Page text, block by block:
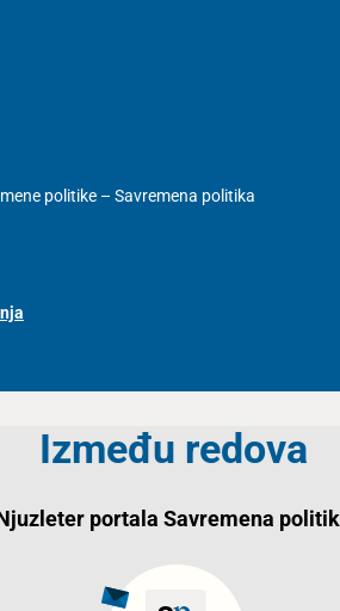
politike – Savremena politika
Između redova
portala Savremena